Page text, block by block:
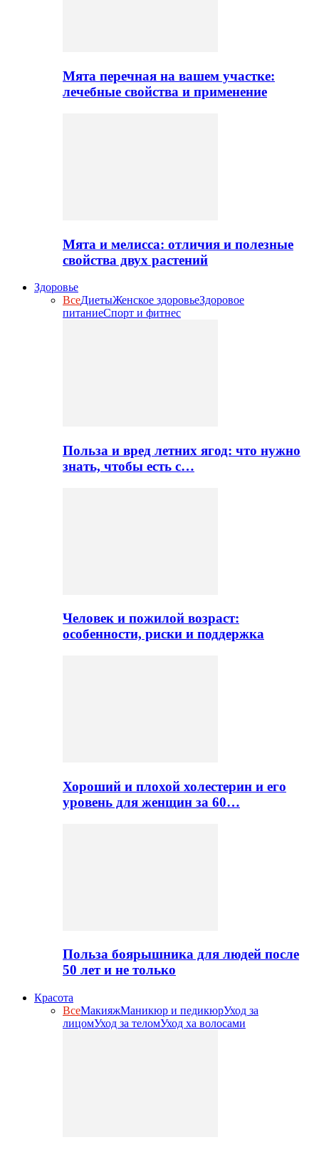
Мята перечная на вашем участке:
лечебные свойства и применение
Мята и мелисса: отличия и полезные
свойства двух растений
Здоровье
ВсеДиетыЖенское здоровьеЗдоровое
питаниеСпорт и фитнес
Польза и вред летних ягод: что нужно
знать, чтобы есть с…
Человек и пожилой возраст:
особенности, риски и поддержка
Хороший и плохой холестерин и его
уровень для женщин за 60…
Польза боярышника для людей после
50 лет и не только
Красота
ВсеМакияжМаникюр и педикюрУход за
лицомУход за теломУход ха волосами